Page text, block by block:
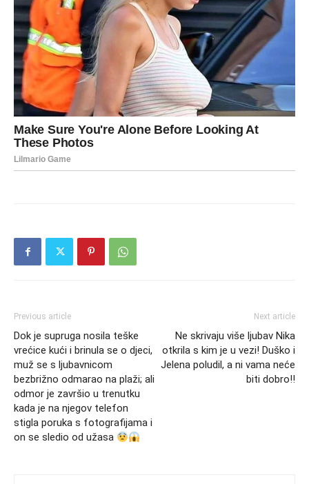
Previous article
Dok je supruga nosila teške
vrećice kući i brinula se o djeci,
muž se s ljubavnicom
bezbrižno odmarao na plaži; ali
odmor je završio u trenutku
kada je na njegov telefon
stigla poruka s fotografijama i
on se sledio od užasa
Next article
Ne skrivaju više ljubav Nika
otkrila s kim je u vezi! Duško i
Jelena poludil, a ni vama neće
biti dobro!!